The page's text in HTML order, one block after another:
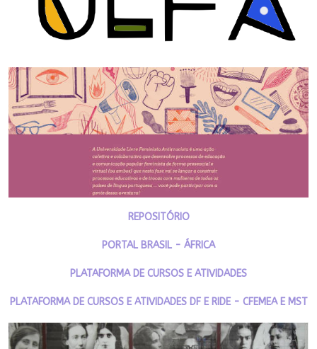
REPOSITÓRIO
PORTAL BRASIL - ÁFRICA
PLATAFORMA DE CURSOS E ATIVIDADES
PLATAFORMA DE CURSOS E ATIVIDADES DF E RIDE - CFEMEA E MST